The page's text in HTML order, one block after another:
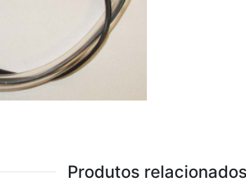
Produtos relacionados